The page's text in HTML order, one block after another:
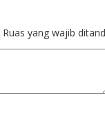
Ruas yang wajib